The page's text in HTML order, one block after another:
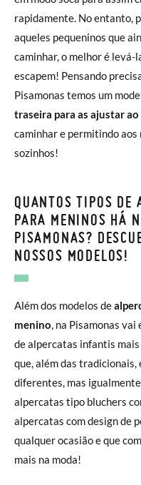
rapidamente. No entanto,
aqueles pequeninos que
caminhar, o melhor é levá-
escapem! Pensando
Pisamonas temos um
traseira para as ajustar
caminhar e permitindo aos
sozinhos!
QUANTOS TIPOS DE
PARA MENINOS HÁ
PISAMONAS?
NOSSOS MODELOS!
Além dos modelos de
menino, na Pisamonas
de alpercatas infantis
que, além das
diferentes, mas
alpercatas tipo bluchers
alpercatas com design de
qualquer ocasião e que
mais na moda!